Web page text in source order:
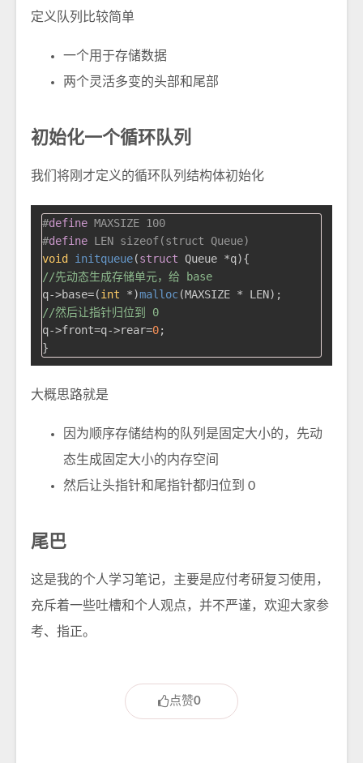
定义队列比较简单
一个用于存储数据
两个灵活多变的头部和尾部
初始化一个循环队列
我们将刚才定义的循环队列结构体初始化
#define MAXSIZE 100
#define LEN sizeof(struct Queue)
void
initqueue(struct Queue *q)
//先动态生成存储单元，给 base
q->base=(int *)malloc
//然后让指针归位到 0
q->front=q->rear=0;
大概思路就是
因为顺序存储结构的队列是固定大小的，先动
态生成固定大小的内存空间
然后让头指针和尾指针都归位到 0
尾巴
这是我的个人学习笔记，主要是应付考研复习使用，
充斥着一些吐槽和个人观点，并不严谨，欢迎大家参
考、指正。
点赞0